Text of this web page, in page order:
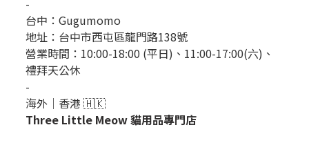
-
台中： Gugumomo
地址： 台中市西屯區龍門路138號
營業時間：10:00-18:00 (平日)、11:00-17:00(六)、
禮拜天公休
-
海外｜香港 🇭🇰
Three Little Meow 貓用品專門店